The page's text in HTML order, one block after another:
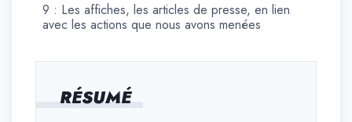
RÉSUMÉ
9 : Les affiches, les articles de presse, en lien
avec les actions que nous avons menées